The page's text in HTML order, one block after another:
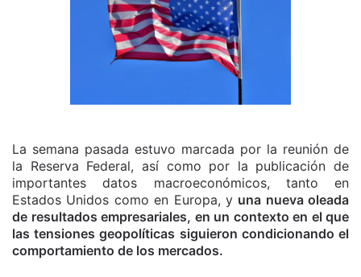
La semana pasada estuvo marcada por la reunión de
la Reserva Federal, así como por la publicación de
importantes datos macroeconómicos, tanto en
Estados Unidos como en Europa, y una nueva oleada
de resultados empresariales, en un contexto en el que
las tensiones geopolíticas siguieron condicionando el
comportamiento de los mercados.